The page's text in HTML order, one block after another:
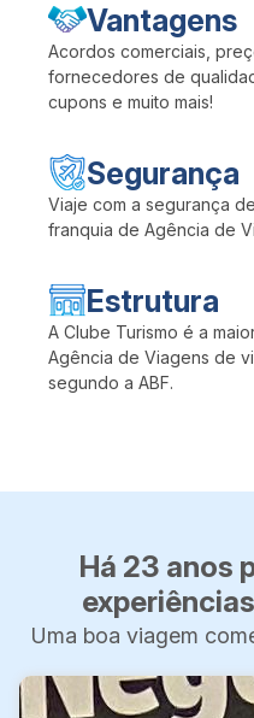
Vantagens
Acordos comerciais,
fornecedores de
cupons e muito mais!
Segurança
Viaje com a segurança
franquia de Agência de
Estrutura
A Clube Turismo é a
Agência de Viagens de
segundo a ABF.
Há 23 anos
Uma boa viagem